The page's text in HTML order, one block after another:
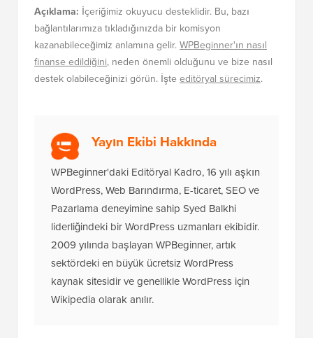
Açıklama: İçeriğimiz okuyucu desteklidir. Bu, bazı
bağlantılarımıza tıkladığınızda bir komisyon
kazanabileceğimiz anlamına gelir.WPBeginner'ın nasıl
finanse edildiğini, neden önemli olduğunu ve bize nasıl
destek olabileceğinizi görün. İşte editöryal sürecimiz.
Yayın Ekibi Hakkında
WPBeginner'daki Editöryal Kadro, 16 yılı aşkın
WordPress, Web Barındırma, E-ticaret, SEO ve
Pazarlama deneyimine sahip Syed Balkhi
liderliğindeki bir WordPress uzmanları ekibidir.
2009 yılında başlayan WPBeginner, artık
sektördeki en büyük ücretsiz WordPress
kaynak sitesidir ve genellikle WordPress için
Wikipedia olarak anılır.